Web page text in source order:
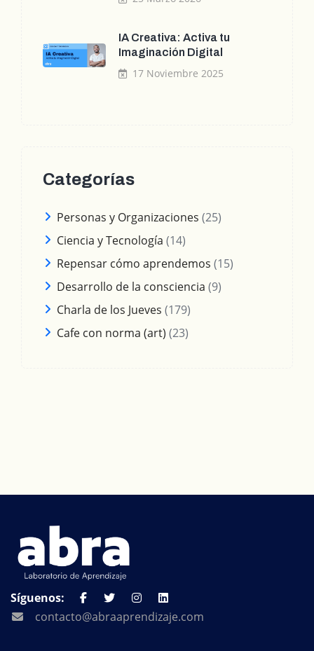
IA Creativa: Activa tu
Imaginación Digital
17 Noviembre 2025
Categorías
Personas y Organizaciones (25)
Ciencia y Tecnología (14)
Repensar cómo aprendemos (15)
Desarrollo de la consciencia (9)
Charla de los Jueves (179)
Cafe con norma (art) (23)
Síguenos:
contacto@abraaprendizaje.com